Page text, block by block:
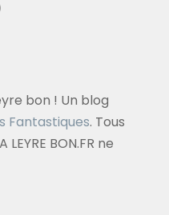
bon ! Un blog
Fantastiques. Tous
BON.FR ne